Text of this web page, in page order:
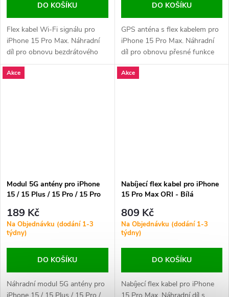
DO KOŠÍKU
Flex kabel Wi-Fi signálu pro
iPhone 15 Pro Max. Náhradní
díl pro obnovu bezdrátového
připojení k Wi‑Fi sítím. Vhodný
při nestabilním signálu,
DO KOŠÍKU
GPS anténa s flex kabelem pro
iPhone 15 Pro Max. Náhradní
díl pro obnovu přesné funkce
lokalizačních služeb a navigace.
Vhodný při výpadcích signálu,
Akce
Modul 5G antény pro iPhone
15 / 15 Plus / 15 Pro / 15 Pro
189 Kč
Na Objednávku (dodání 1-3
týdny)
DO KOŠÍKU
Náhradní modul 5G antény pro
Akce
Nabíjecí flex kabel pro iPhone
15 Pro Max ORI - Bílá
809 Kč
Na Objednávku (dodání 1-3
týdny)
DO KOŠÍKU
Nabíjecí flex kabel pro iPhone